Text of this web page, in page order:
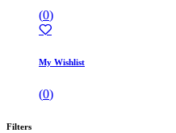
(0)
My Wishlist
(0)
Filters